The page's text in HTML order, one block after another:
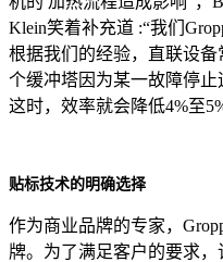
Klein笑着补充道 :“我们
根据我们的经验，直联设
个缓冲塔因为某一故障停止
这时，效率就会降低4%至
贴标技术的明确选择
作为商业品牌的专家，
牌。为了满足客户的要求